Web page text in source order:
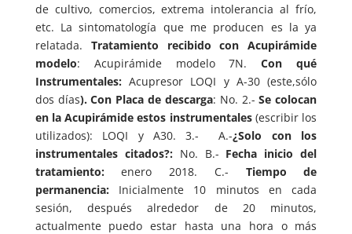
de cultivo, comercios, extrema intolerancia al frío,
etc. La sintomatología que me producen es la ya
relatada. Tratamiento recibido con Acupirámide
modelo: Acupirámide modelo 7N.Con qué
Instrumentales:Acupresor LOQI y A-30 (este,sólo
dos días).Con Placa de descarga: No. 2.-Se colocan
en la Acupirámide estos instrumentales(escribir los
utilizados): LOQI y A30. 3.- A.-¿Solo con los
instrumentales citados?:No. B.- Fecha inicio del
tratamiento:enero 2018. C.- Tiempo de
permanencia:Inicialmente 10 minutos en cada
sesión, después alrededor de 20 minutos,
actualmente puedo estar hasta una hora o más